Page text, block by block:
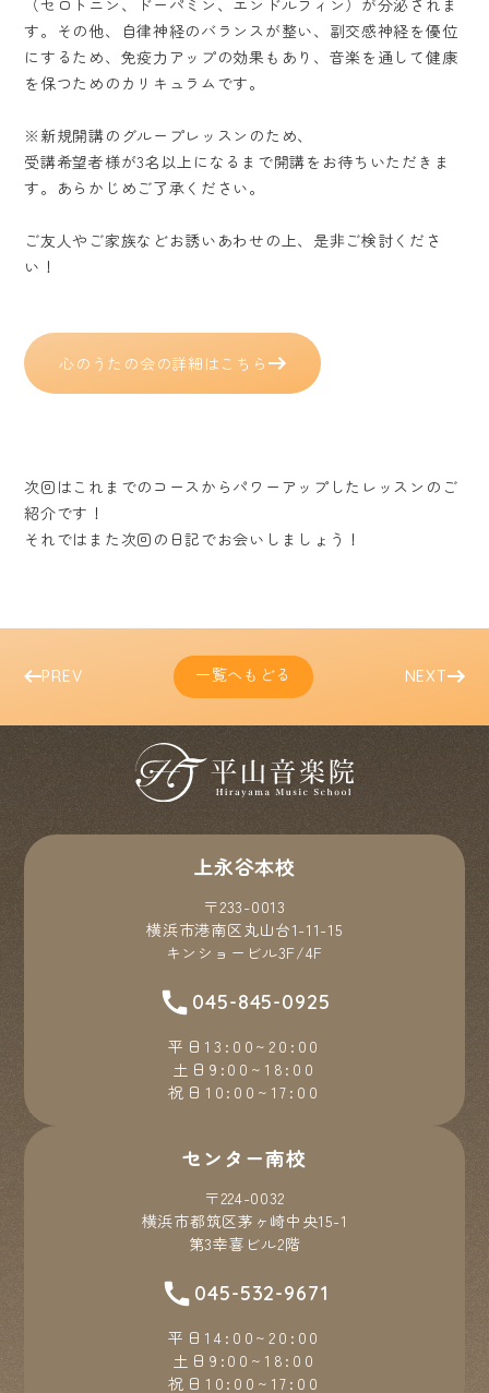
す。その他、自律神経のバランスが整い、副交感神経を優位
にするため、免疫力アップの効果もあり、音楽を通して健康
を保つためのカリキュラムです。
※新規開講のグループレッスンのため、
受講希望者様が3名以上になるまで開講をお待ちいただきま
す。あらかじめご了承ください。
ご友人やご家族などお誘いあわせの上、是非ご検討くださ
い！
心のうたの会の詳細はこちら
次回はこれまでのコースからパワーアップしたレッスンのご
紹介です！
それではまた次回の日記でお会いしましょう！
PREV 一覧へもどる NEXT
上永谷本校
〒233-0013
横浜市港南区丸山台1-11-15
キンショービル3F/4F
045-845-0925
平日13:00~20:00
土日9:00~18:00
祝日10:00~17:00
センター南校
〒224-0032
横浜市都筑区茅ヶ崎中央15-1
第3幸喜ビル2階
045-532-9671
平日14:00~20:00
土日9:00~18:00
祝日10:00~17:00